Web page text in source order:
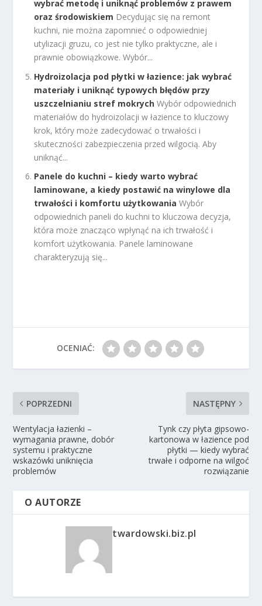
wybrać metodę i uniknąć problemów z prawem
oraz środowiskiem Decydując się na remont
kuchni, nie można zapomnieć o odpowiedniej
utylizacji gruzu, co jest nie tylko praktyczne, ale i
prawnie obowiązkowe. Wybór...
Hydroizolacja pod płytki w łazience: jak wybrać
materiały i uniknąć typowych błędów przy
uszczelnianiu stref mokrych Wybór odpowiednich
materiałów do hydroizolacji w łazience to kluczowy
krok, który może zadecydować o trwałości i
skuteczności zabezpieczenia przed wilgocią. Aby
uniknąć...
Panele do kuchni – kiedy warto wybrać
laminowane, a kiedy postawić na winylowe dla
trwałości i komfortu użytkowania Wybór
odpowiednich paneli do kuchni to kluczowa decyzja,
która może znacząco wpłynąć na ich trwałość i
komfort użytkowania. Panele laminowane
charakteryzują się...
OCENIAĆ:
POPRZEDNI
Wentylacja łazienki –
wymagania prawne, dobór
systemu i praktyczne
wskazówki uniknięcia
problemów
NASTĘPNY
Tynk czy płyta gipsowo-
kartonowa w łazience pod
płytki — kiedy wybrać
trwałe i odporne na wilgoć
rozwiązanie
O AUTORZE
twardowski.biz.pl